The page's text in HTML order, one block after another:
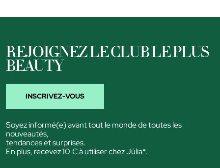
REJOIGNEZ LE CLUB LE PLUS
BEAUTY
INSCRIVEZ-VOUS
Soyez informé(e) avant tout le monde de toutes les
nouveautés,
tendances et surprises.
En plus, recevez 10 € à utiliser chez Júlia*.